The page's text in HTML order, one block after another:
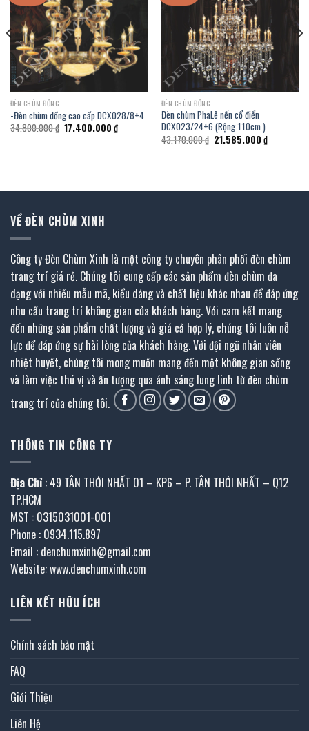
ĐÈN CHÙM ĐỒNG
-Đèn chùm đồng cao cấp DCX028/8+4
34.800.000₫ Giá
gốc
17.400.000 ₫Giá
hiện
ĐÈN CHÙM ĐỒNG
Đèn chùm PhaLê nến cổ điển
DCX023/24+6 (Rộng 110cm )
43.170.000₫ Giá
gốc
21.585.000 ₫Giá
hiện
VỀ ĐÈN CHÙM XINH
Công ty Đèn Chùm Xinh là một công ty chuyên phân phối đèn chùm
trang trí giá rẻ. Chúng tôi cung cấp các sản phẩm đèn chùm đa
dạng với nhiều mẫu mã, kiểu dáng và chất liệu khác nhau để đáp ứng
nhu cầu trang trí không gian của khách hàng. Với cam kết mang
đến những sản phẩm chất lượng và giá cả hợp lý, chúng tôi luôn nỗ
lực để đáp ứng sự hài lòng của khách hàng. Với đội ngũ nhân viên
nhiệt huyết, chúng tôi mong muốn mang đến một không gian sống
và làm việc thú vị và ấn tượng qua ánh sáng lung linh từ đèn chùm
trang trí của chúng tôi.
THÔNG TIN CÔNG TY
Địa Chỉ : 49 TÂN THỚI NHẤT 01 – KP6 – P. TÂN THỚI NHẤT – Q12
TP.HCM
MST : 0315031001-001
Phone : 0934.115.897
Email : denchumxinh@gmail.com
Website: www.denchumxinh.com
LIÊN KẾT HỮU ÍCH
Chính sách bảo mật
FAQ
Giới Thiệu
Liên Hệ